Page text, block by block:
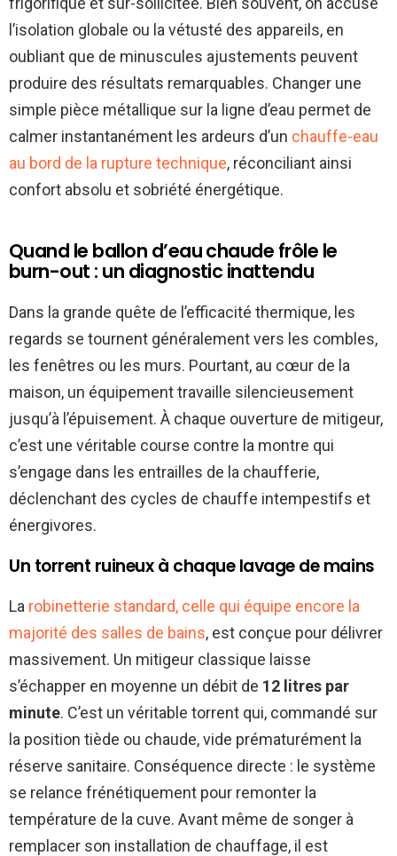
l’isolation globale ou la vétusté des appareils, en
oubliant que de minuscules ajustements peuvent
produire des résultats remarquables. Changer une
simple pièce métallique sur la ligne d’eau permet de
calmer instantanément les ardeurs d’un chauffe-eau
au bord de la rupture technique, réconciliant ainsi
confort absolu et sobriété énergétique.
Quand le ballon d’eau chaude frôle le
burn-out : un diagnostic inattendu
Dans la grande quête de l’efficacité thermique, les
regards se tournent généralement vers les combles,
les fenêtres ou les murs. Pourtant, au cœur de la
maison, un équipement travaille silencieusement
jusqu’à l’épuisement. À chaque ouverture de mitigeur,
c’est une véritable course contre la montre qui
s’engage dans les entrailles de la chaufferie,
déclenchant des cycles de chauffe intempestifs et
énergivores.
Un torrent ruineux à chaque lavage de mains
La robinetterie standard, celle qui équipe encore la
majorité des salles de bains, est conçue pour délivrer
massivement. Un mitigeur classique laisse
s’échapper en moyenne un débit de 12 litres par
minute. C’est un véritable torrent qui, commandé sur
la position tiède ou chaude, vide prématurément la
réserve sanitaire. Conséquence directe : le système
se relance frénétiquement pour remonter la
température de la cuve. Avant même de songer à
remplacer son installation de chauffage, il est